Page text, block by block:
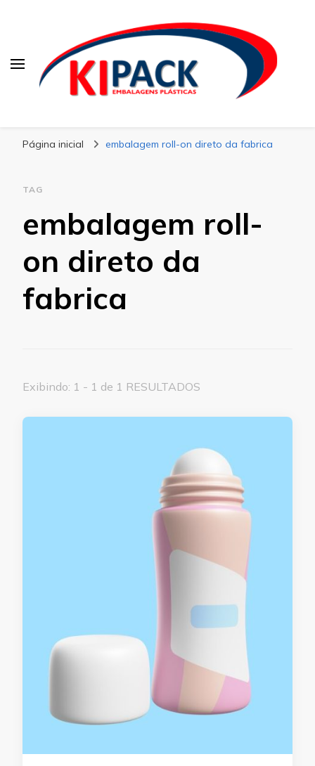
Página inicial embalagem roll-on direto da fabrica
TAG
embalagem roll-
on direto da
fabrica
Exibindo: 1 - 1 de 1 RESULTADOS